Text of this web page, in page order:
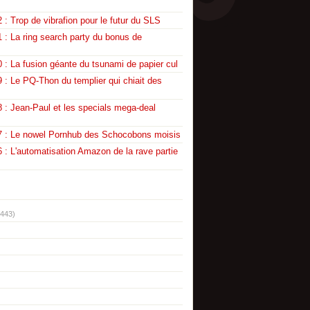
: Trop de vibrafion pour le futur du SLS
: La ring search party du bonus de
: La fusion géante du tsunami de papier cul
: Le PQ-Thon du templier qui chiait des
: Jean-Paul et les specials mega-deal
: Le nowel Pornhub des Schocobons moisis
: L'automatisation Amazon de la rave partie